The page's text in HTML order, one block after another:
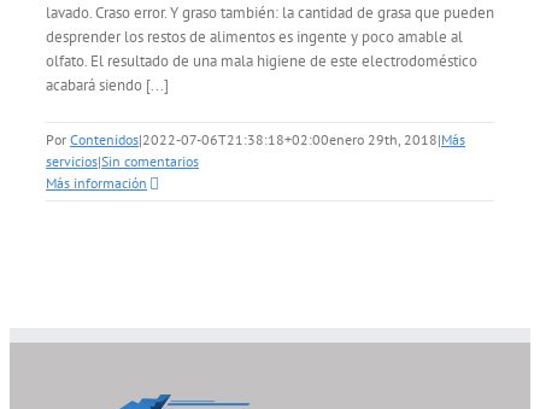
lavado. Craso error. Y graso también: la cantidad de grasa que pueden
desprender los restos de alimentos es ingente y poco amable al
olfato. El resultado de una mala higiene de este electrodoméstico
acabará siendo [...]
Por Contenidos|2022-07-06T21:38:18+02:00enero 29th, 2018|Más
servicios|Sin comentarios
Más información